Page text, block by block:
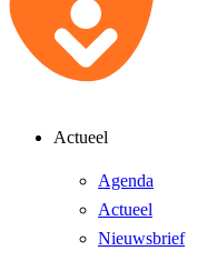
Actueel
Agenda
Actueel
Nieuwsbrief